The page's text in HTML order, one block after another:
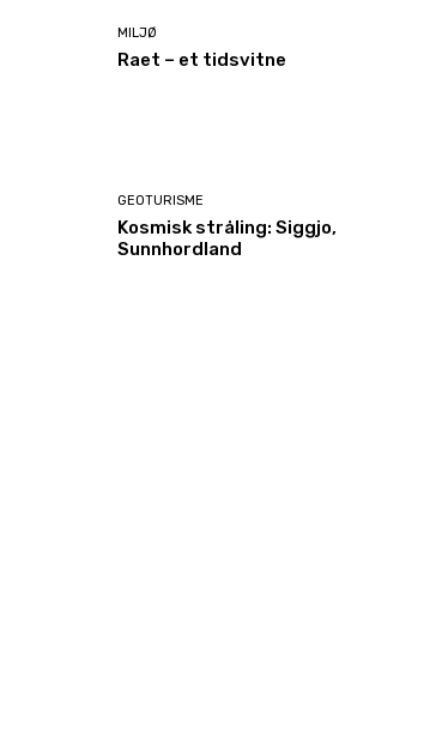
MILJØ
Raet – et tidsvitne
GEOTURISME
Kosmisk stråling: Siggjo,
Sunnhordland